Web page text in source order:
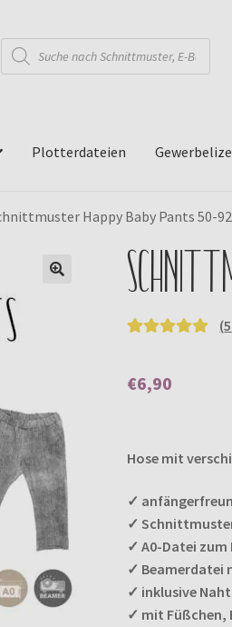
Products
search
Plotterdateien
Happy Baby Pants 50-92
basierend auf
(5
€6,90
Hose mit
✓
✓
✓ A0-Datei zum
✓ Beamerdatei
✓ inklusive
✓ mit Füßchen,